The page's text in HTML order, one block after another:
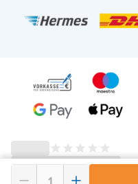
© 2026 - X²O Badezimmer –